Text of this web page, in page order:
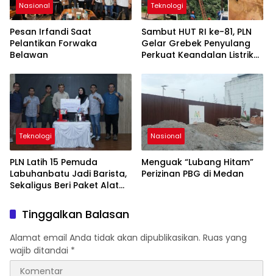
Nasional
Pesan Irfandi Saat
Pelantikan Forwaka
Belawan
Teknologi
Sambut HUT RI ke-81, PLN
Gelar Grebek Penyulang
Perkuat Keandalan Listrik
Teknologi
PLN Latih 15 Pemuda
Labuhanbatu Jadi Barista,
Sekaligus Beri Paket Alat
Nasional
Menguak “Lubang Hitam”
Perizinan PBG di Medan
Tinggalkan Balasan
Alamat email Anda tidak akan dipublikasikan. Ruas yang
wajib ditandai *